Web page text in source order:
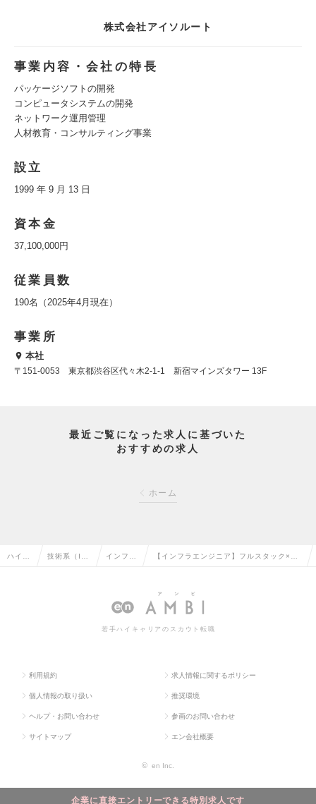
株式会社アイソルート
事業内容・会社の特長
パッケージソフトの開発
コンピュータシステムの開発
ネットワーク運用管理
人材教育・コンサルティング事業
設立
1999 年 9 月 13 日
資本金
37,100,000円
従業員数
190名（2025年4月現在）
事業所
本社
〒151-0053 東京都渋谷区代々木2-1-1 新宿マインズタワー 13F
最近ご覧になった求人に基づいた
おすすめの求人
ホーム
企業に直接エントリーできる特別求人です
ハイク 技術系（I インフラ
アの転職
【インフラエンジニア】フルスタック×リ
下流工程まで幅広く経験◎の求人情報
若手ハイキャリアのスカウト転職
利用規約 求人情報に関するポリシー
個人情報の取り扱い 推奨環境
ヘルプ・お問い合わせ 参画のお問い合わせ
サイトマップ エン会社概要
© en Inc.